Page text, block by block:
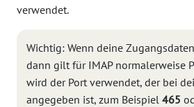
verwendet.
Wichtig: Wenn deine
dann gilt für IMAP normalerweise
wird der Port verwendet, der bei
angegeben ist, zum Beispiel 465